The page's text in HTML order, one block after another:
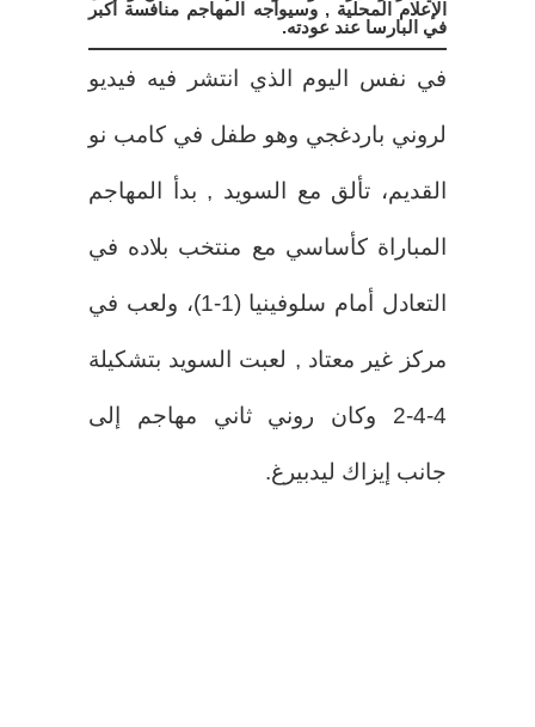
الإعلام المحلية , وسيواجه المهاجم منافسة أكبر
في البارسا عند عودته.
في نفس اليوم الذي انتشر فيه فيديو
لروني باردغجي وهو طفل في كامب نو
القديم، تألق مع السويد , بدأ المهاجم
المباراة كأساسي مع منتخب بلاده في
التعادل أمام سلوفينيا (1-1)، ولعب في
مركز غير معتاد , لعبت السويد بتشكيلة
4-4-2 وكان روني ثاني مهاجم إلى
جانب إيزاك ليدبيرغ.